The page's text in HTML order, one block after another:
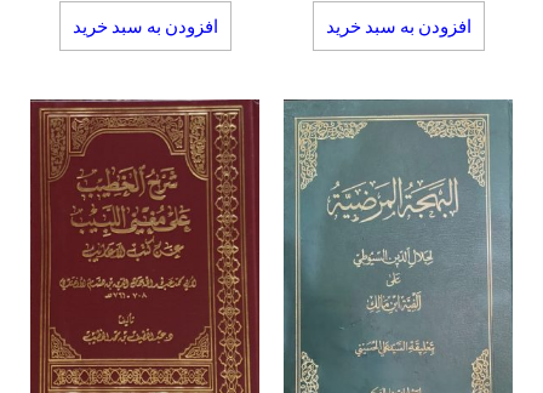
افزودن به سبد خرید افزودن به سبد خرید